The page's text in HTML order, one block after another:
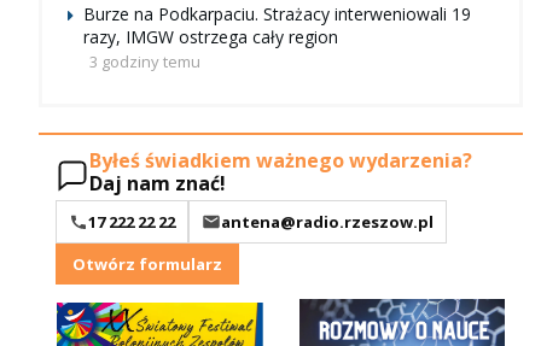
Burze na Podkarpaciu. Strażacy interweniowali 19
razy, IMGW ostrzega cały region
3 godziny temu
Byłeś świadkiem ważnego wydarzenia?
Daj nam znać!
17 222 22 22
antena@radio.rzeszow.pl
Otwórz formularz